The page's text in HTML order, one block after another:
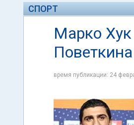
СПОРТ
Марко Хук
Поветкина
время публикации: 24